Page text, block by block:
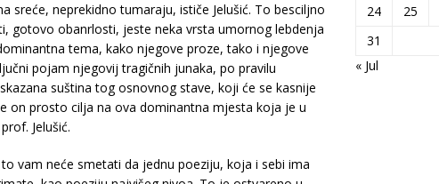
sreće, neprekidno tumaraju, ističe Jelušić. To besciljno
gotovo obanrlosti, jeste neka vrsta umornog lebdenja
tema, kako njegove proze, tako i njegove
pojam njegovij tragičnih junaka, po pravilu
suština tog osnovnog stave, koji će se kasnije
on prosto cilja na ova dominantna mjesta koja je u
Jelušić.
vam neće smetati da jednu poeziju, koja i sebi ima
24
25
31
« Jul